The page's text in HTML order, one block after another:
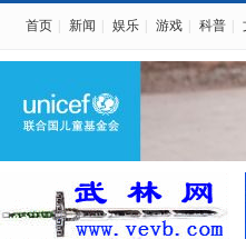
首页 新闻 娱乐 游戏 科普